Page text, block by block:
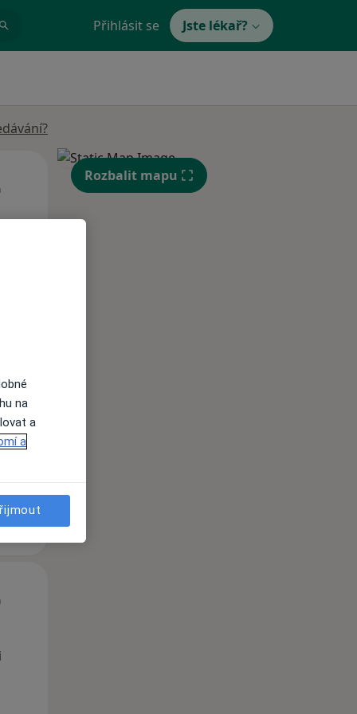
Přihlásit se Jste lékař?
St Čt
13 Srpen
Rozbalit mapu
na
a
a